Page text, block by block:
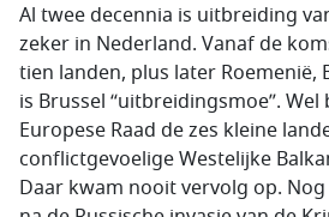
Al twee decennia is uitbreiding
zeker in Nederland. Vanaf de
tien landen, plus later Roemenië,
is Brussel “uitbreidingsmoe”.
Europese Raad de zes kleine
conflictgevoelige Westelijke
Daar kwam nooit vervolg op.